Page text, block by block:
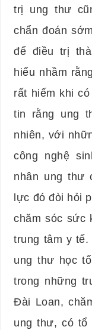
trị ung thư
chẩn đoán
để điều trị
hiểu nhầm
rất hiếm khi
tin rằng ung
nhiên, với
công nghệ
nhân ung thư
lực đó đòi hỏi
chăm sóc sức
trung tâm y tế.
ung thư học
trong những
Đài Loan,
ung thư, có